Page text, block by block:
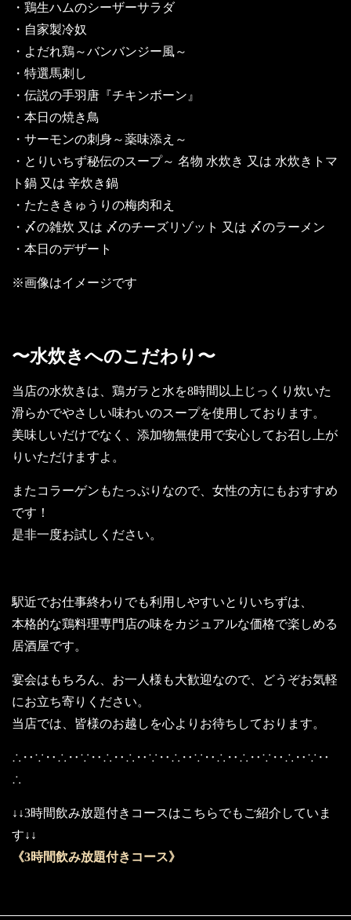
・鶏生ハムのシーザーサラダ
・自家製冷奴
・よだれ鶏～バンバンジー風～
・特選馬刺し
・伝説の手羽唐『チキンボーン』
・本日の焼き鳥
・サーモンの刺身～薬味添え～
・とりいちず秘伝のスープ～ 名物 水炊き 又は 水炊きトマ
ト鍋 又は 辛炊き鍋
・たたききゅうりの梅肉和え
・〆の雑炊 又は 〆のチーズリゾット 又は 〆のラーメン
・本日のデザート
※画像はイメージです
〜水炊きへのこだわり〜
当店の水炊きは、鶏ガラと水を8時間以上じっくり炊いた
滑らかでやさしい味わいのスープを使用しております。
美味しいだけでなく、添加物無使用で安心してお召し上が
りいただけますよ。
またコラーゲンもたっぷりなので、女性の方にもおすすめ
です！
是非一度お試しください。
駅近でお仕事終わりでも利用しやすいとりいちずは、
本格的な鶏料理専門店の味をカジュアルな価格で楽しめる
居酒屋です。
宴会はもちろん、お一人様も大歓迎なので、どうぞお気軽
にお立ち寄りください。
当店では、皆様のお越しを心よりお待ちしております。
∴‥∵‥∴‥∵‥∴‥∴‥∵‥∴‥∵‥∴‥∴‥∵‥∴‥∵‥
∴
↓↓3時間飲み放題付きコースはこちらでもご紹介していま
す↓↓
《3時間飲み放題付きコース》